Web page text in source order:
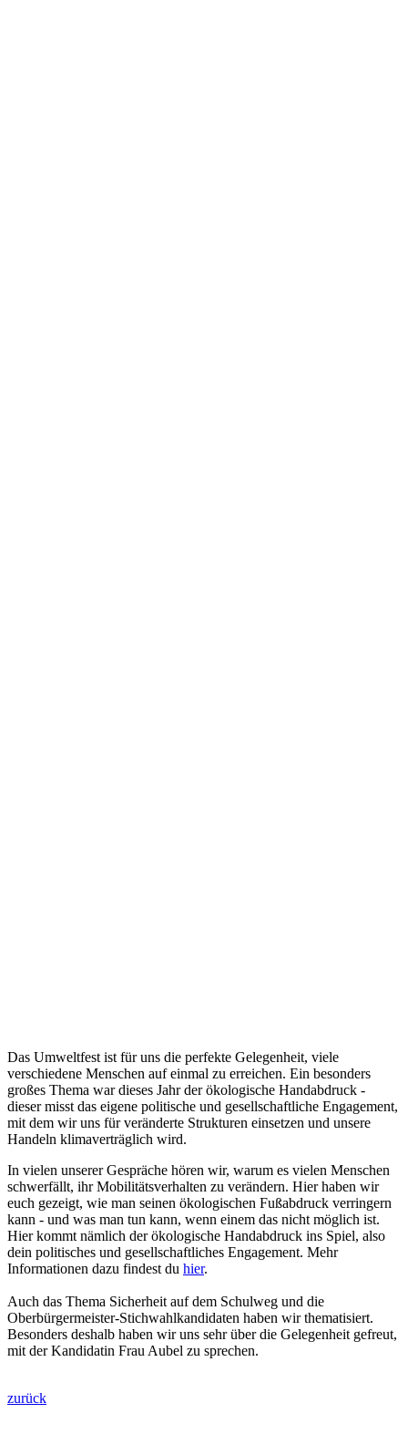
Das Umweltfest ist für uns die perfekte Gelegenheit, viele
verschiedene Menschen auf einmal zu erreichen. Ein besonders
großes Thema war dieses Jahr der ökologische Handabdruck -
dieser misst das eigene politische und gesellschaftliche Engagement,
mit dem wir uns für veränderte Strukturen einsetzen und unsere
Handeln klimaverträglich wird.
In vielen unserer Gespräche hören wir, warum es vielen Menschen
schwerfällt, ihr Mobilitätsverhalten zu verändern. Hier haben wir
euch gezeigt, wie man seinen ökologischen Fußabdruck verringern
kann - und was man tun kann, wenn einem das nicht möglich ist.
Hier kommt nämlich der ökologische Handabdruck ins Spiel, also
dein politisches und gesellschaftliches Engagement. Mehr
Informationen dazu findest du hier.
Auch das Thema Sicherheit auf dem Schulweg und die
Oberbürgermeister-Stichwahlkandidaten haben wir thematisiert.
Besonders deshalb haben wir uns sehr über die Gelegenheit gefreut,
mit der Kandidatin Frau Aubel zu sprechen.
zurück